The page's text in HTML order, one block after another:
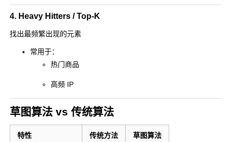
4. Heavy Hitters / Top-K
找出最频繁出现的元素
常用于：
热门商品
高频 IP
草图算法 vs 传统算法
特性 传统方法 草图算法